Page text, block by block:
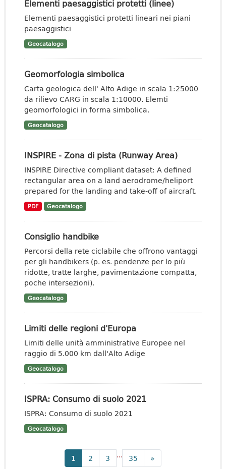
Elementi paesaggistici protetti (linee)
Elementi paesaggistici protetti lineari nei piani
paesaggistici
Geocatalogo
Geomorfologia simbolica
Carta geologica dell' Alto Adige in scala 1:25000
da rilievo CARG in scala 1:10000. Elemti
geomorfologici in forma simbolica.
Geocatalogo
INSPIRE - Zona di pista (Runway Area)
INSPIRE Directive compliant dataset: A defined
rectangular area on a land aerodrome/heliport
prepared for the landing and take-off of aircraft.
PDF Geocatalogo
Consiglio handbike
Percorsi della rete ciclabile che offrono vantaggi
per gli handbikers (p. es. pendenze per lo più
ridotte, tratte larghe, pavimentazione compatta,
poche intersezioni).
Geocatalogo
Limiti delle regioni d'Europa
Limiti delle unità amministrative Europee nel
raggio di 5.000 km dall'Alto Adige
Geocatalogo
ISPRA: Consumo di suolo 2021
ISPRA: Consumo di suolo 2021
Geocatalogo
1 2 3 ... 35 »